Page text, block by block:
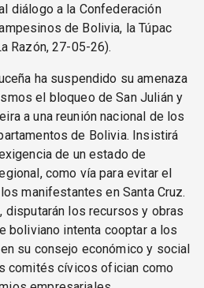
diálogo a la Confederación
de Bolivia, la Túpac
Razón, 27-05-26).
ha suspendido su amenaza
el bloqueo de San Julián y
a una reunión nacional de los
de Bolivia. Insistirá
de un estado de
como vía para evitar el
manifestantes en Santa Cruz.
disputarán los recursos y obras
boliviano intenta cooptar a los
su consejo económico y social
comités cívicos ofician como